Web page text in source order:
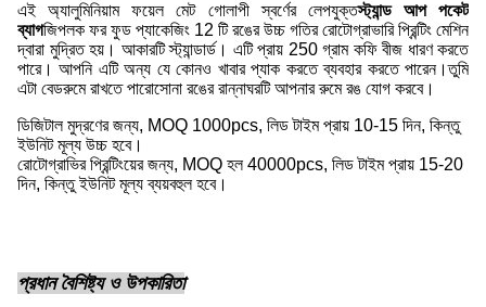
এই অ্যালুমিনিয়াম ফয়েল মেট গোলাপী স্বর্ণের লেপযুক্তস্ট্যান্ড আপ পকেট
ব্যাগজিপলক ফর ফুড প্যাকেজিং 12 টি রঙের উচ্চ গতির রোটোগ্রাভারি প্রিন্টিং মেশিন
দ্বারা মুদ্রিত হয়। আকারটি স্ট্যান্ডার্ড। এটি প্রায় 250 গ্রাম কফি বীজ ধারণ করতে
পারে। আপনি এটি অন্য যে কোনও খাবার প্যাক করতে ব্যবহার করতে পারেন।তুমি
এটা বেডরুমে রাখতে পারোসোনা রঙের রান্নাঘরটি আপনার রুমে রঙ যোগ করবে।
ডিজিটাল মুদ্রণের জন্য, MOQ 1000pcs, লিড টাইম প্রায় 10-15 দিন, কিন্তু
ইউনিট মূল্য উচ্চ হবে।
রোটোগ্রাভির প্রিন্টিংয়ের জন্য, MOQ হল 40000pcs, লিড টাইম প্রায় 15-20
দিন, কিন্তু ইউনিট মূল্য ব্যয়বহুল হবে।
প্রধান বৈশিষ্ট্য ও উপকারিতা